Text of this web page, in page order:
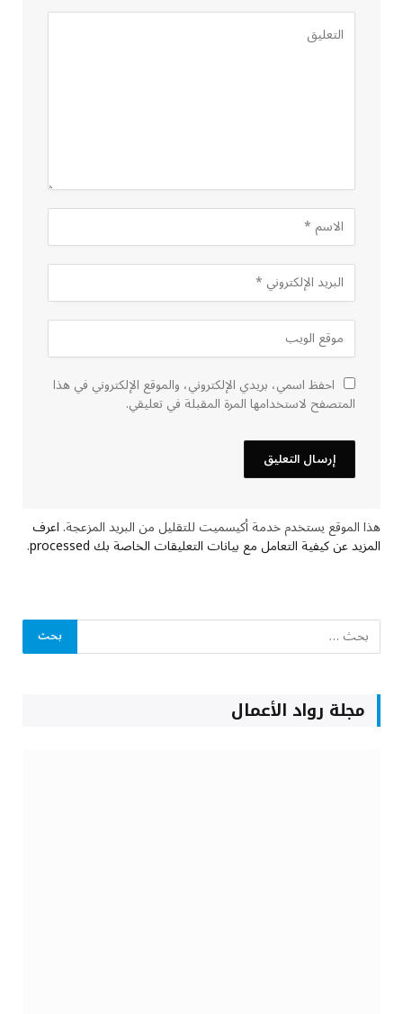
احفظ اسمي، بريدي الإلكتروني، والموقع الإلكتروني في هذا
المتصفح لاستخدامها المرة المقبلة في تعليقي.
هذا الموقع يستخدم خدمة أكيسميت للتقليل من البريد المزعجة.اعرف
المزيد عن كيفية التعامل مع بيانات التعليقات الخاصة بك processed .
مجلة رواد الأعمال